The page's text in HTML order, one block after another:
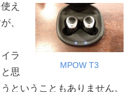
MPOW T3
え
、
ラ
思
ということもありません。